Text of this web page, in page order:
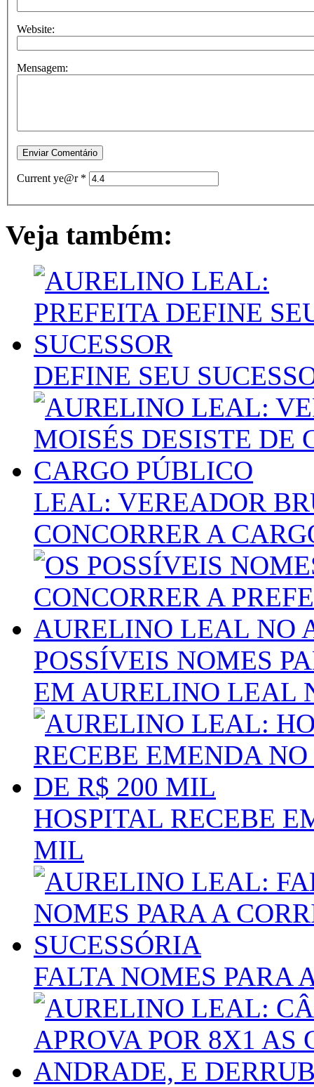
Website:
Mensagem:
Current ye@r *
Veja também:
DEFINE SEU
LEAL: VEREADOR
CONCORRER A
POSSÍVEIS NOMES
EM AURELINO LEAL
HOSPITAL RECEBE
MIL
FALTA NOMES PARA